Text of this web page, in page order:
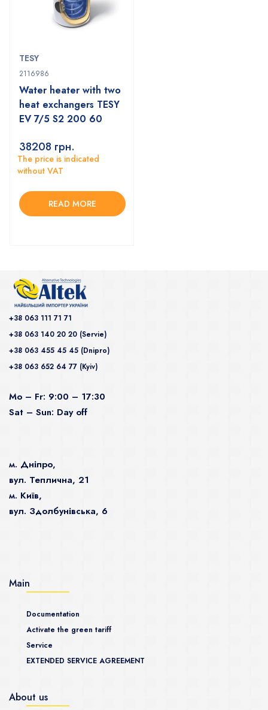
TESY
2116986
Water heater with two
heat exchangers TESY
EV 7/5 S2 200 60
38208 грн.
The price is indicated
without VAT
READ MORE
+38 063 111 71 71
+38 063 140 20 20 (Servie)
+38 063 455 45 45 (Dnipro)
+38 063 652 64 77 (Kyiv)
Mo – Fr: 9:00 – 17:30
Sat – Sun: Day off
м. Дніпро,
вул. Теплична, 21
м. Київ,
вул. Здолбунівська, 6
Main
Documentation
Activate the green tariff
Service
EXTENDED SERVICE AGREEMENT
About us